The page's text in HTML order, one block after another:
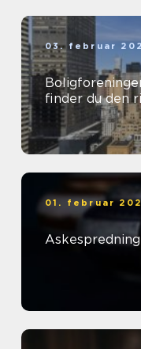
03. februar
Boligforeninger i
finder du den
01. februar